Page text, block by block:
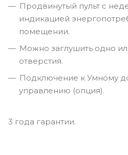
Продвинутый пульт с
индикацией
помещении.
Можно заглушить одно
отверстия.
Подключение к Умному
управлению (опция).
3 года гарантии.